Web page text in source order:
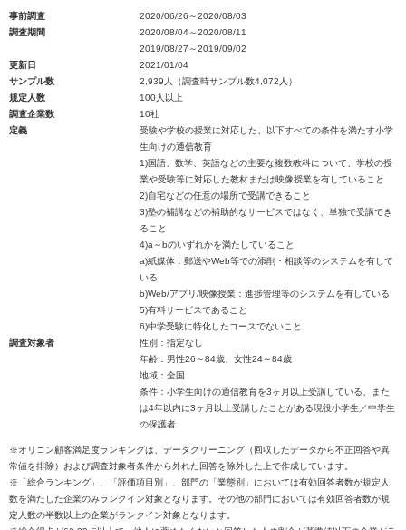
事前調査
2020/06/26～2020/08/03
調査期間
2020/08/04～2020/08/11
2019/08/27～2019/09/02
更新日
2021/01/04
サンプル数
2,939人（調査時サンプル数4,072人）
規定人数
100人以上
調査企業数
10社
定義
受験や学校の授業に対応した、以下すべての条件を満たす小学
生向けの通信教育
1)国語、数学、英語などの主要な複数教科について、学校の授
業や受験等に対応した教材または映像授業を有していること
2)自宅などの任意の場所で受講できること
3)塾の補講などの補助的なサービスではなく、単独で受講でき
ること
4)a～bのいずれかを満たしていること
a)紙媒体：郵送やWeb等での添削・相談等のシステムを有して
いる
b)Web/アプリ/映像授業：進捗管理等のシステムを有している
5)有料サービスであること
6)中学受験に特化したコースでないこと
調査対象者
性別：指定なし
年齢：男性26～84歳、女性24～84歳
地域：全国
条件：小学生向けの通信教育を3ヶ月以上受講している、また
は4年以内に3ヶ月以上受講したことがある現役小学生／中学生
の保護者
※オリコン顧客満足度ランキングは、データクリーニング（回収したデータから不正回答や異
常値を排除）および調査対象者条件から外れた回答を除外した上で作成しています。
※「総合ランキング」、「評価項目別」、部門の「業態別」においては有効回答者数が規定人
数を満たした企業のみランクイン対象となります。その他の部門においては有効回答者数が規
定人数の半数以上の企業がランクイン対象となります。